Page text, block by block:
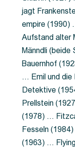
jagt
empire (1990)
Aufstand alter
Männdli
Bauernhof
… Emil und
Detektive
Prellstein
(1978) …
Fesseln
(1963) …